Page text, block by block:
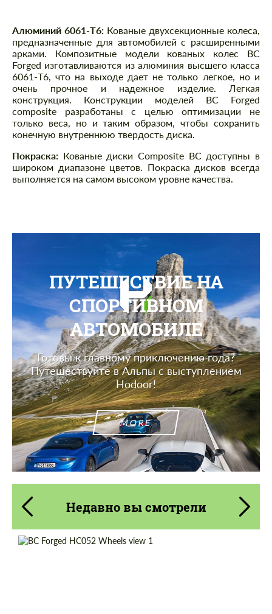
Описание
Алюминий 6061-T6: Кованые двухсекционные колеса,
предназначенные для автомобилей с расширенными
арками. Композитные модели кованых колес BC
Forged изготавливаются из алюминия высшего класса
6061-T6, что на выходе дает не только легкое, но и
очень прочное и надежное изделие. Легкая
конструкция. Конструкции моделей BC Forged
composite разработаны с целью оптимизации не
только веса, но и таким образом, чтобы сохранить
конечную внутреннюю твердость диска.
Покраска: Кованые диски Composite BC доступны в
широком диапазоне цветов. Покраска дисков всегда
выполняется на самом высоком уровне качества.
ПУТЕШЕСТВИЕ НА
СПОРТИВНОМ
АВТОМОБИЛЕ
Готовы к главному приключению года?
Путешествуйте в Альпы с выступлением
Hodoor!
MORE
Недавно вы смотрели